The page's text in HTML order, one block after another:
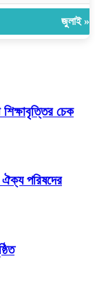
জুলাই »
শিক্ষাবৃত্তির চেক
ঐক্য পরিষদের